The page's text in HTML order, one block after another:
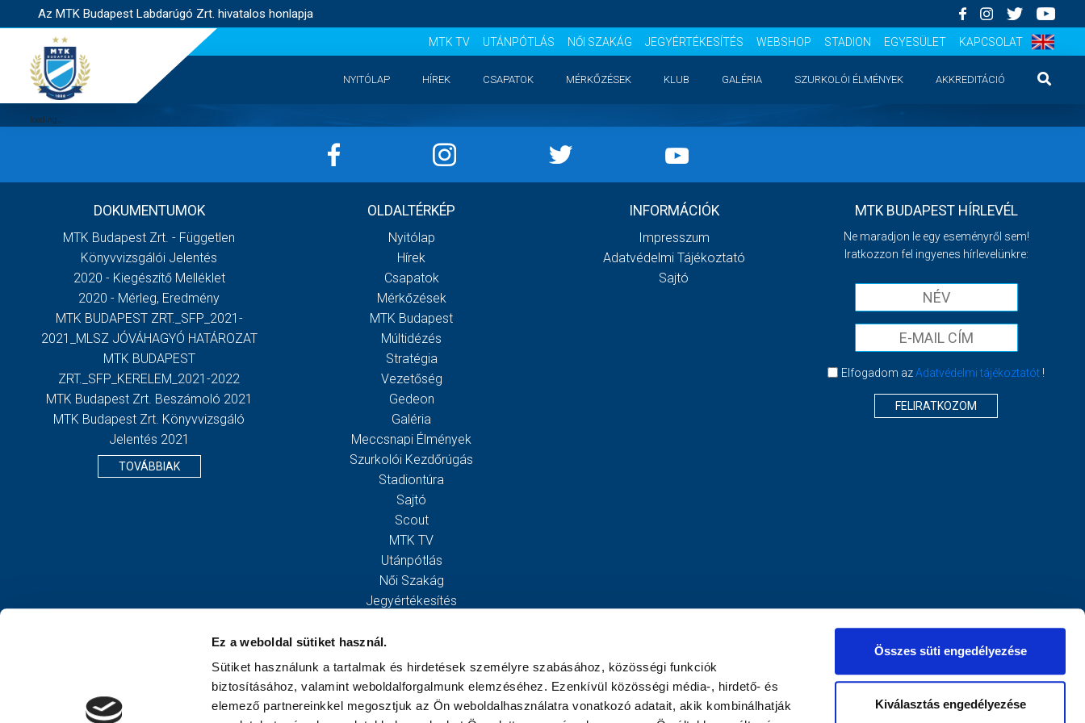
Ez a weboldal sütiket használ.
Sütiket használunk a tartalmak és hirdetések személyre szabásához, közösségi funkciók
biztosításához, valamint weboldalforgalmunk elemzéséhez. Ezenkívül közösségi média-, hirdető- és
elemező partnereinkkel megosztjuk az Ön weboldalhasználatra vonatkozó adatait, akik kombinálhatják
Összes süti engedélyezése
Kiválasztás engedélyezése
Az MTK Budapest Labdarúgó Zrt. hivatalos honlapja
MTK TV UTÁNPÓTLÁS NŐI SZAKÁG JEGYÉRTÉKESÍTÉS WEBSHOP STADION EGYESÜLET KAPCSOLAT
NYITÓLAP HÍREK CSAPATOK MÉRKŐZÉSEK KLUB GALÉRIA SZURKOLÓI ÉLMÉNYEK AKKREDITÁCIÓ
DOKUMENTUMOK
MTK Budapest Zrt. - Független
Könyvvizsgálói Jelentés
2020 - Kiegészítő Melléklet
2020 - Mérleg, Eredmény
MTK BUDAPEST ZRT._SFP_2021-
2021_MLSZ JÓVÁHAGYÓ HATÁROZAT
MTK BUDAPEST
ZRT._SFP_KERELEM_2021-2022
MTK Budapest Zrt. Beszámoló 2021
MTK Budapest Zrt. Könyvvizsgáló
Jelentés 2021
TOVÁBBIAK
OLDALTÉRKÉP
Nyitólap
Hírek
Csapatok
Mérkőzések
MTK Budapest
Múltidézés
Stratégia
Vezetőség
Gedeon
Galéria
Meccsnapi Élmények
Szurkolói Kezdőrúgás
Stadiontúra
Sajtó
Scout
MTK TV
Utánpótlás
Női Szakág
Jegyértékesítés
Egyesület
Kapcsolat
INFORMÁCIÓK
Impresszum
Adatvédelmi Tájékoztató
Sajtó
MTK BUDAPEST HÍRLEVÉL
Ne maradjon le egy eseményről sem!
Iratkozzon fel ingyenes hírlevelünkre:
Elfogadom azAdatvédelmi tájékoztatót !
FELIRATKOZOM